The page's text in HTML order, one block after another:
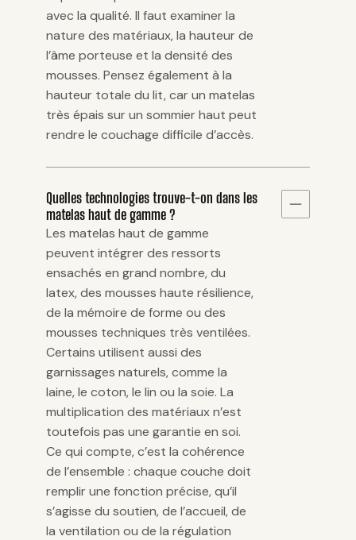
avec la qualité. Il faut examiner la
nature des matériaux, la hauteur de
l’âme porteuse et la densité des
mousses. Pensez également à la
hauteur totale du lit, car un matelas
très épais sur un sommier haut peut
rendre le couchage difficile d’accès.
Quelles technologies trouve-t-on dans les
matelas haut de gamme ?
Les matelas haut de gamme
peuvent intégrer des ressorts
ensachés en grand nombre, du
latex, des mousses haute résilience,
de la mémoire de forme ou des
mousses techniques très ventilées.
Certains utilisent aussi des
garnissages naturels, comme la
laine, le coton, le lin ou la soie. La
multiplication des matériaux n’est
toutefois pas une garantie en soi.
Ce qui compte, c’est la cohérence
de l’ensemble : chaque couche doit
remplir une fonction précise, qu’il
s’agisse du soutien, de l’accueil, de
la ventilation ou de la régulation